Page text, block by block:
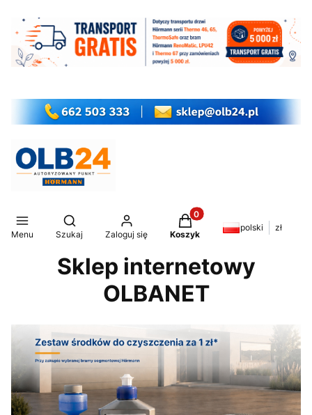
Menu
Otwórz wyszukiwarkę
Szukaj Zaloguj się
Produkty w koszyku: 0.
Koszyk
polski zł
Sklep internetowy
OLBANET